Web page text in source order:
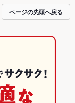
利用ください。
ページの先頭へ戻る